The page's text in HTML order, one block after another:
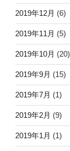
2019年12月 (6)
2019年11月 (5)
2019年10月 (20)
2019年9月 (15)
2019年7月 (1)
2019年2月 (9)
2019年1月 (1)